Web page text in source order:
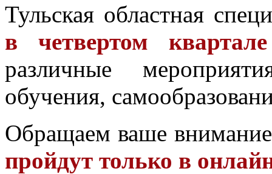
Тульская областная
в четвертом
различные
обучения,
Обращаем ваше
пройдут только в